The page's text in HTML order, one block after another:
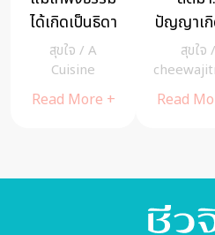
ธิดา
ปัญญาเกิด” –
ดนัย จันทร์เจ้า
cheewajitmedia
Read More +
ส
ปู่